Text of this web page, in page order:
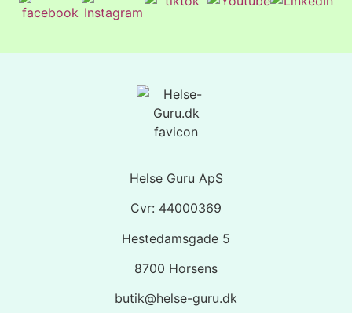
Helse Guru ApS
Cvr: 44000369
Hestedamsgade 5
8700 Horsens
butik@helse-guru.dk